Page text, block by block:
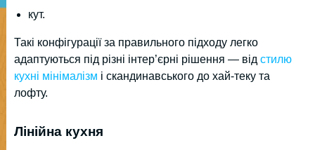
кут.
Такі конфігурації за правильного підходу легко
адаптуються під різні інтер’єрні рішення — від стилю
кухні мінімалізм і скандинавського до хай-теку та
лофту.
Лінійна кухня